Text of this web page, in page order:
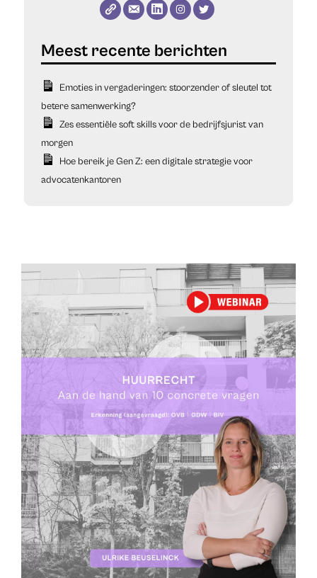
Emoties in vergaderingen: stoorzender of sleutel tot
betere samenwerking?
Zes essentiële soft skills voor de bedrijfsjurist van
morgen
Hoe bereik je Gen Z: een digitale strategie voor
advocatenkantoren